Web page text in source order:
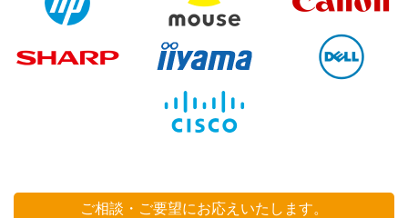
ご相談・ご要望にお応えいたします。